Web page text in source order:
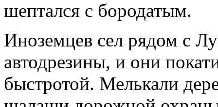
шептался с бородатым.
Иноземцев сел рядом с
автодрезины, и они
быстротой. Мелькали